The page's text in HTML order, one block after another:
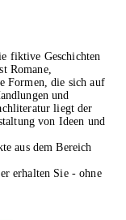
fiktive Geschichten
Romane,
Formen, die sich auf
und
liegt der
von Ideen und
aus dem Bereich
erhalten Sie - ohne